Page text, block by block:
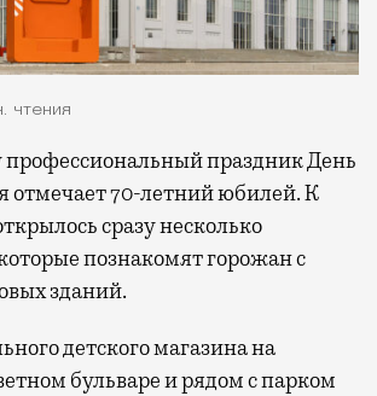
чтения
отмечает 70-летний юбилей. К
сразу несколько
познакомят горожан с
зданий.
детского магазина на
бульваре и рядом с парком